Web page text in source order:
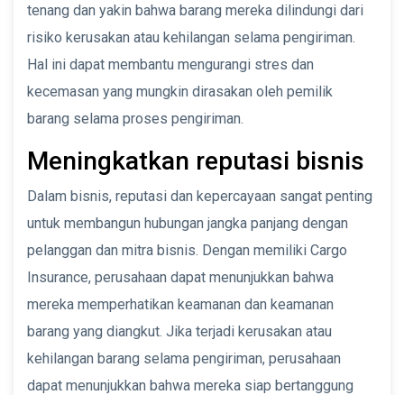
tenang dan yakin bahwa barang mereka dilindungi dari
risiko kerusakan atau kehilangan selama pengiriman.
Hal ini dapat membantu mengurangi stres dan
kecemasan yang mungkin dirasakan oleh pemilik
barang selama proses pengiriman.
Meningkatkan reputasi bisnis
Dalam bisnis, reputasi dan kepercayaan sangat penting
untuk membangun hubungan jangka panjang dengan
pelanggan dan mitra bisnis. Dengan memiliki Cargo
Insurance, perusahaan dapat menunjukkan bahwa
mereka memperhatikan keamanan dan keamanan
barang yang diangkut. Jika terjadi kerusakan atau
kehilangan barang selama pengiriman, perusahaan
dapat menunjukkan bahwa mereka siap bertanggung